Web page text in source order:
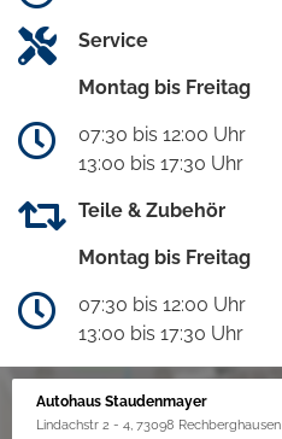
Service
Montag bis Freitag
07:30 bis 12:00 Uhr
13:00 bis 17:30 Uhr
Teile & Zubehör
Montag bis Freitag
07:30 bis 12:00 Uhr
13:00 bis 17:30 Uhr
Autohaus Staudenmayer
Lindachstr 2 - 4, 73098 Rechberghausen